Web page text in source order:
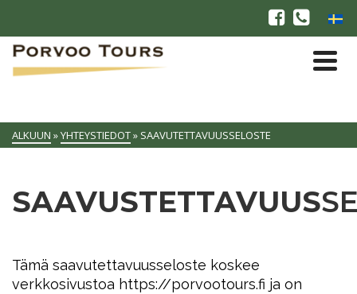
ALKUUN »YHTEYSTIEDOT» SAAVUTETTAVUUSSELOSTE
SAAVUSTETTAVUUS
Tämä saavutettavuusseloste koskee
verkkosivustoa https://porvootours.fi ja on